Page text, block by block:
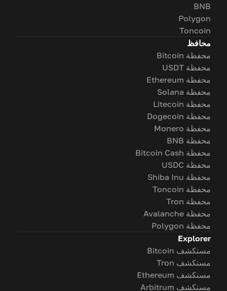
BNB
Polygon
Toncoin
محافظ
محفظة Bitcoin
محفظة USDT
محفظة Ethereum
محفظة Solana
محفظة Litecoin
محفظة Dogecoin
محفظة Monero
محفظة BNB
محفظة Bitcoin Cash
محفظة USDC
محفظة Shiba Inu
محفظة Toncoin
محفظة Tron
محفظة Avalanche
محفظة Polygon
Explorer
مستكشف Bitcoin
مستكشف Tron
مستكشف Ethereum
مستكشف Arbitrum